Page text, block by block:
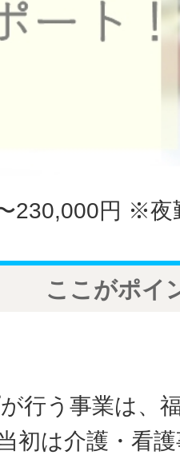
230,000円 ※夜
ここがポイ
行う事業は、
初は介護・看